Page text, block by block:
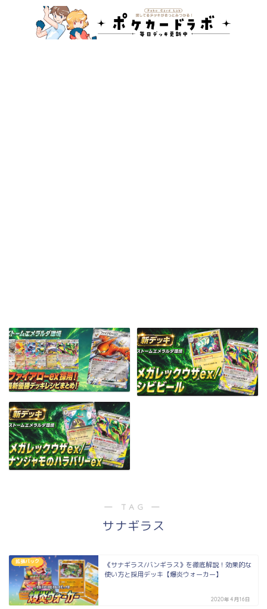
― TAG ―
サナギラス
拡張パック
《サナギラス/バンギラス》を徹底解説！効果的な
使い方と採用デッキ【爆炎ウォーカー】
2020年4月16日